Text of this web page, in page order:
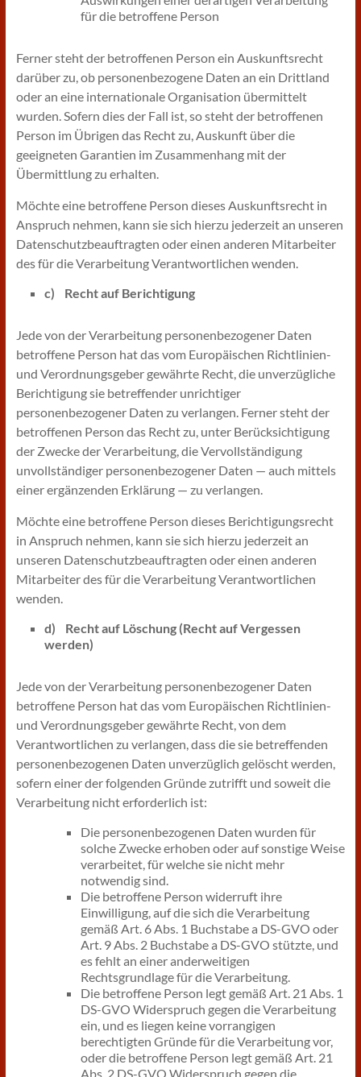
für die betroffene Person
Ferner steht der betroffenen Person ein Auskunftsrecht
darüber zu, ob personenbezogene Daten an ein Drittland
oder an eine internationale Organisation übermittelt
wurden. Sofern dies der Fall ist, so steht der betroffenen
Person im Übrigen das Recht zu, Auskunft über die
geeigneten Garantien im Zusammenhang mit der
Übermittlung zu erhalten.
Möchte eine betroffene Person dieses Auskunftsrecht in
Anspruch nehmen, kann sie sich hierzu jederzeit an unseren
Datenschutzbeauftragten oder einen anderen Mitarbeiter
des für die Verarbeitung Verantwortlichen wenden.
c) Recht auf Berichtigung
Jede von der Verarbeitung personenbezogener Daten
betroffene Person hat das vom Europäischen Richtlinien-
und Verordnungsgeber gewährte Recht, die unverzügliche
Berichtigung sie betreffender unrichtiger
personenbezogener Daten zu verlangen. Ferner steht der
betroffenen Person das Recht zu, unter Berücksichtigung
der Zwecke der Verarbeitung, die Vervollständigung
unvollständiger personenbezogener Daten — auch mittels
einer ergänzenden Erklärung — zu verlangen.
Möchte eine betroffene Person dieses Berichtigungsrecht
in Anspruch nehmen, kann sie sich hierzu jederzeit an
unseren Datenschutzbeauftragten oder einen anderen
Mitarbeiter des für die Verarbeitung Verantwortlichen
wenden.
d) Recht auf Löschung (Recht auf Vergessen
werden)
Jede von der Verarbeitung personenbezogener Daten
betroffene Person hat das vom Europäischen Richtlinien-
und Verordnungsgeber gewährte Recht, von dem
Verantwortlichen zu verlangen, dass die sie betreffenden
personenbezogenen Daten unverzüglich gelöscht werden,
sofern einer der folgenden Gründe zutrifft und soweit die
Verarbeitung nicht erforderlich ist:
Die personenbezogenen Daten wurden für
solche Zwecke erhoben oder auf sonstige Weise
verarbeitet, für welche sie nicht mehr
notwendig sind.
Die betroffene Person widerruft ihre
Einwilligung, auf die sich die Verarbeitung
gemäß Art. 6 Abs. 1 Buchstabe a DS-GVO oder
Art. 9 Abs. 2 Buchstabe a DS-GVO stützte, und
es fehlt an einer anderweitigen
Rechtsgrundlage für die Verarbeitung.
Die betroffene Person legt gemäß Art. 21 Abs. 1
DS-GVO Widerspruch gegen die Verarbeitung
ein, und es liegen keine vorrangigen
berechtigten Gründe für die Verarbeitung vor,
oder die betroffene Person legt gemäß Art. 21
Abs. 2 DS-GVO Widerspruch gegen die